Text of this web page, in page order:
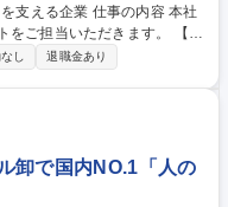
仕事の内容 本社
担当いただきます。 【具
庫・在庫の管理及び請求書
支える企業
し 退職金あり
卸で国内NO.1「人の